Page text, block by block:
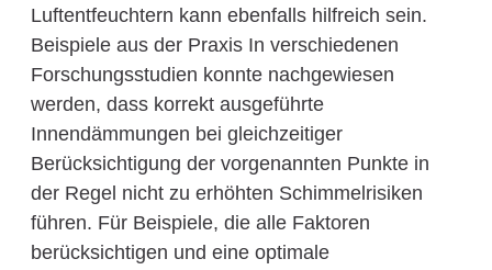
Luftentfeuchtern kann ebenfalls hilfreich sein.
Beispiele aus der Praxis In verschiedenen
Forschungsstudien konnte nachgewiesen
werden, dass korrekt ausgeführte
Innendämmungen bei gleichzeitiger
Berücksichtigung der vorgenannten Punkte in
der Regel nicht zu erhöhten Schimmelrisiken
führen. Für Beispiele, die alle Faktoren
berücksichtigen und eine optimale